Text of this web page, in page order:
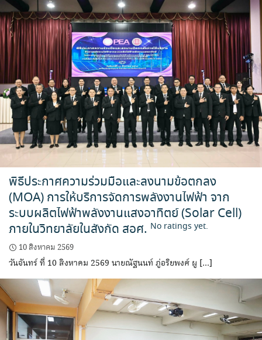
พิธีประกาศความร่วมมือและลงนามข้อตกลง
(MOA) การให้บริการจัดการพลังงานไฟฟ้า จาก
ระบบผลิตไฟฟ้าพลังงานแสงอาทิตย์ (Solar Cell)
ภายในวิทยาลัยในสังกัด สอศ. No ratings yet.
10 สิงหาคม 2569
วันจันทร์ ที่ 10 สิงหาคม 2569 นายณัฐนนท์ ภู่อริยพงศ์ ผู […]